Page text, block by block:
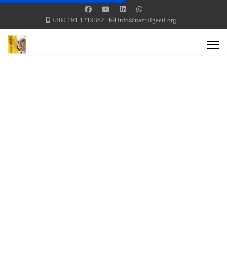
+880 191 1219362 info@nazrulgeeti.org